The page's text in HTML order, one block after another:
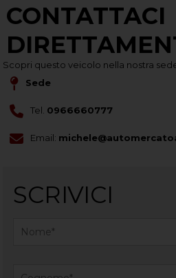
CONTATTACI
Scopri questo veicolo nella nostra
Sede
Tel. 0966660777
Email:
SCRIVICI